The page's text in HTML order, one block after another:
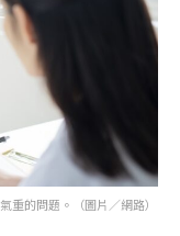
重的問題。（圖片／網路）